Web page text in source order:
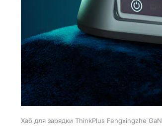
Хаб для зарядки ThinkPlus Fengxingzhe GaN